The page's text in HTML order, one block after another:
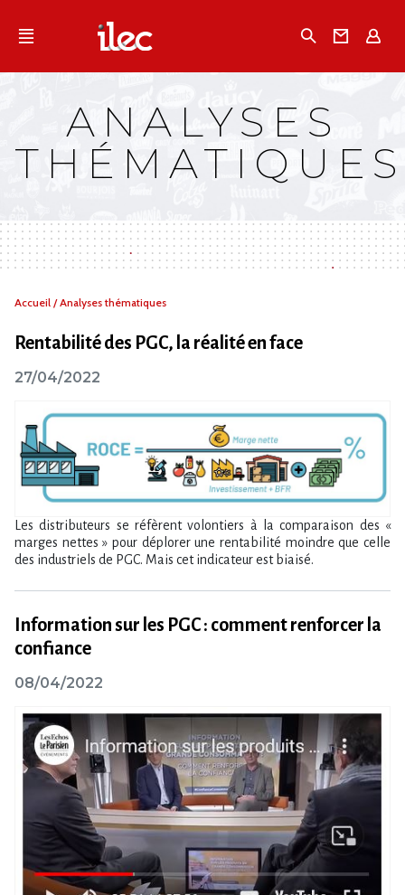
Qu'est-ce que l’Ilec
Campagnes multimarques
Dans la presse
ANALYSES
THÉMATIQUES
Vous
Accueil /Analyses thématiques
Rentabilité des PGC, la réalité en face
27/04/2022
Les distributeurs se réfèrent volontiers à la comparaison des «
marges nettes » pour déplorer une rentabilité moindre que celle
des industriels de PGC. Mais cet indicateur est biaisé.
Information sur les PGC : comment renforcer la
confiance
08/04/2022